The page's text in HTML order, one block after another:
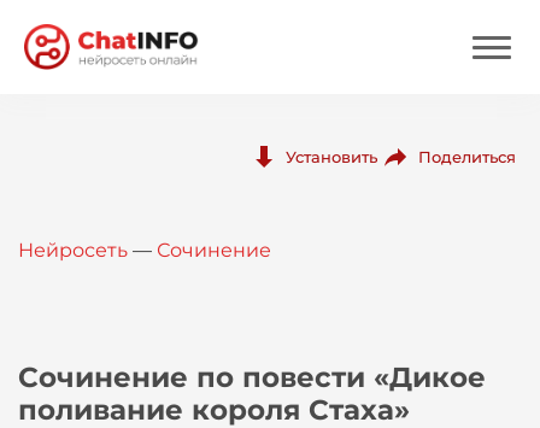
Вход
Установить Поделиться
Нейросеть — Сочинение
Сочинение по повести «Дикое
поливание короля Стаха»